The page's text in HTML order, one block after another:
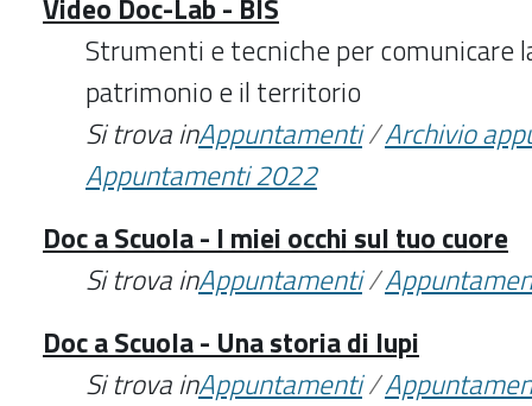
Video Doc-Lab - BIS
Strumenti e tecniche per comunicare
patrimonio e il territorio
Si trova inAppuntamenti/Archivio
Appuntamenti 2022
Doc a Scuola - I miei occhi sul tuo cuore
Si trova inAppuntamenti/
Doc a Scuola - Una storia di lupi
Si trova inAppuntamenti/